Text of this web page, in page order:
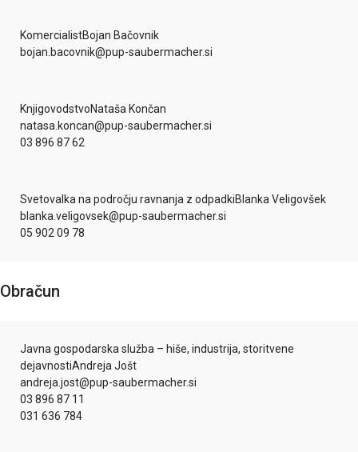
KomercialistBojan Bačovnik
bojan.bacovnik@pup-saubermacher.si
KnjigovodstvoNataša Končan
natasa.koncan@pup-saubermacher.si
03 896 87 62
Svetovalka na področju ravnanja z odpadkiBlanka Veligovšek
blanka.veligovsek@pup-saubermacher.si
05 902 09 78
Obračun
Javna gospodarska služba – hiše, industrija, storitvene
dejavnostiAndreja Jošt
andreja.jost@pup-saubermacher.si
03 896 87 11
031 636 784